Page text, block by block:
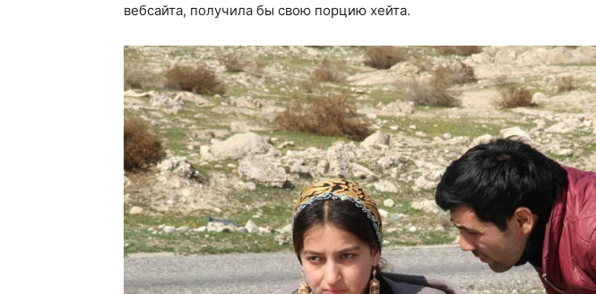
вебсайта, получила бы свою порцию хейта.